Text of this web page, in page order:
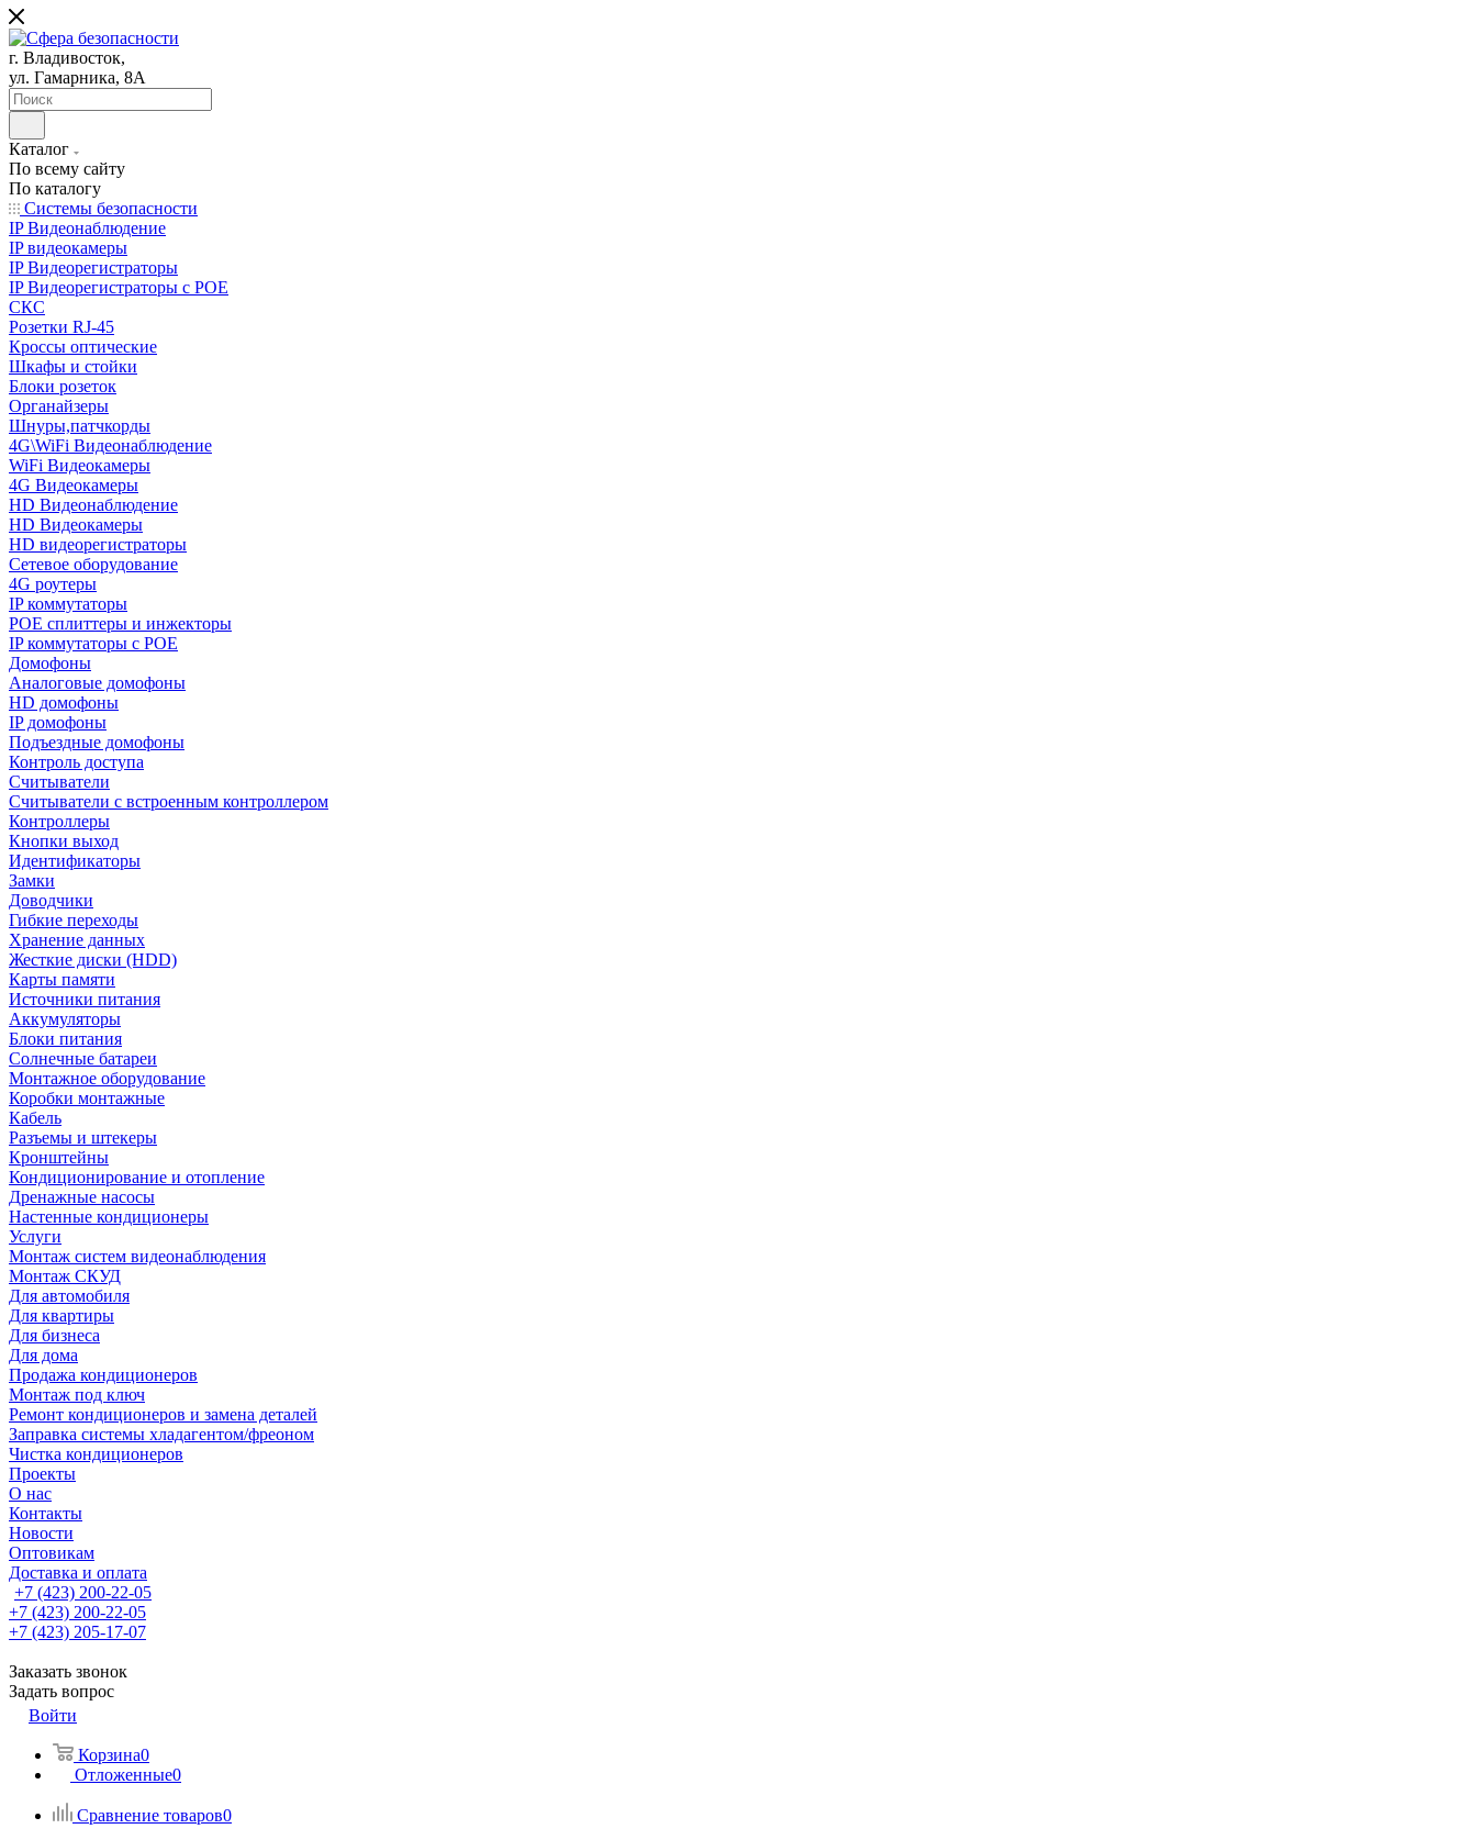
г. Владивосток,
ул. Гамарника, 8А
Каталог
По всему сайту
По каталогу
Системы безопасности
IP Видеонаблюдение
IP видеокамеры
IP Видеорегистраторы
IP Видеорегистраторы с POE
СКС
Розетки RJ-45
Кроссы оптические
Шкафы и стойки
Блоки розеток
Органайзеры
Шнуры,патчкорды
4G\WiFi Видеонаблюдение
WiFi Видеокамеры
4G Видеокамеры
HD Видеонаблюдение
HD Видеокамеры
HD видеорегистраторы
Сетевое оборудование
4G роутеры
IP коммутаторы
POE сплиттеры и инжекторы
IP коммутаторы с POE
Домофоны
Аналоговые домофоны
HD домофоны
IP домофоны
Подъездные домофоны
Контроль доступа
Считыватели
Считыватели с встроенным контроллером
Контроллеры
Кнопки выход
Идентификаторы
Замки
Доводчики
Гибкие переходы
Хранение данных
Жесткие диски (HDD)
Карты памяти
Источники питания
Аккумуляторы
Блоки питания
Солнечные батареи
Монтажное оборудование
Коробки монтажные
Кабель
Разъемы и штекеры
Кронштейны
Кондиционирование и отопление
Дренажные насосы
Настенные кондиционеры
Услуги
Монтаж систем видеонаблюдения
Монтаж СКУД
Для автомобиля
Для квартиры
Для бизнеса
Для дома
Продажа кондиционеров
Монтаж под ключ
Ремонт кондиционеров и замена деталей
Заправка системы хладагентом/фреоном
Чистка кондиционеров
Проекты
О нас
Контакты
Новости
Оптовикам
Доставка и оплата
+7 (423) 200-22-05
+7 (423) 200-22-05
+7 (423) 205-17-07
Заказать звонок
Задать вопрос
Войти
Корзина0
Отложенные0
Сравнение товаров0